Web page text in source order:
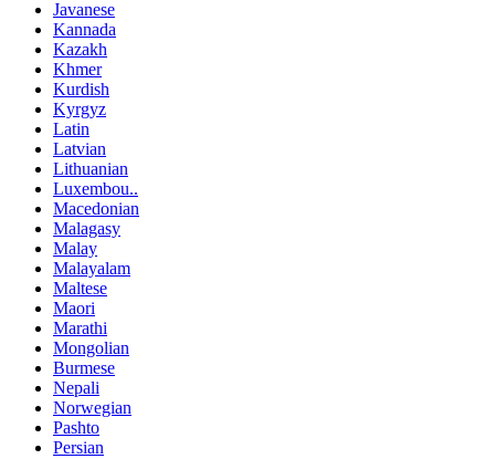
Javanese
Kannada
Kazakh
Khmer
Kurdish
Kyrgyz
Latin
Latvian
Lithuanian
Luxembou..
Macedonian
Malagasy
Malay
Malayalam
Maltese
Maori
Marathi
Mongolian
Burmese
Nepali
Norwegian
Pashto
Persian